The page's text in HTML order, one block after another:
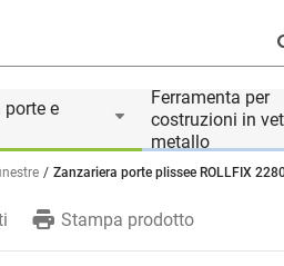
porte e
Ferramenta per
costruzioni in
metallo
Zanzariera porte plissee ROLLFIX
Stampa prodotto